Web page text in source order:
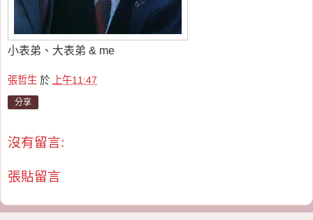
小表弟、大表弟 & me
張哲生 於 上午11:47
分享
沒有留言:
張貼留言